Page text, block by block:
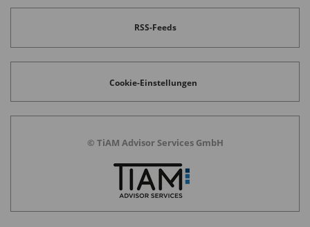
RSS-Feeds
Cookie-Einstellungen
© TiAM Advisor Services GmbH